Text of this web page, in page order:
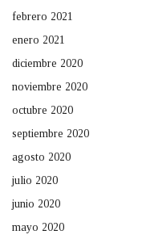
febrero 2021
enero 2021
diciembre 2020
noviembre 2020
octubre 2020
septiembre 2020
agosto 2020
julio 2020
junio 2020
mayo 2020